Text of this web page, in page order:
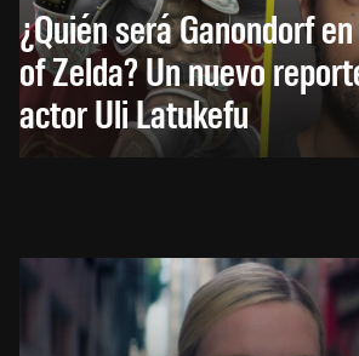
¿Quién será Ganondorf
of Zelda? Un nuevo
actor Uli Latukefu